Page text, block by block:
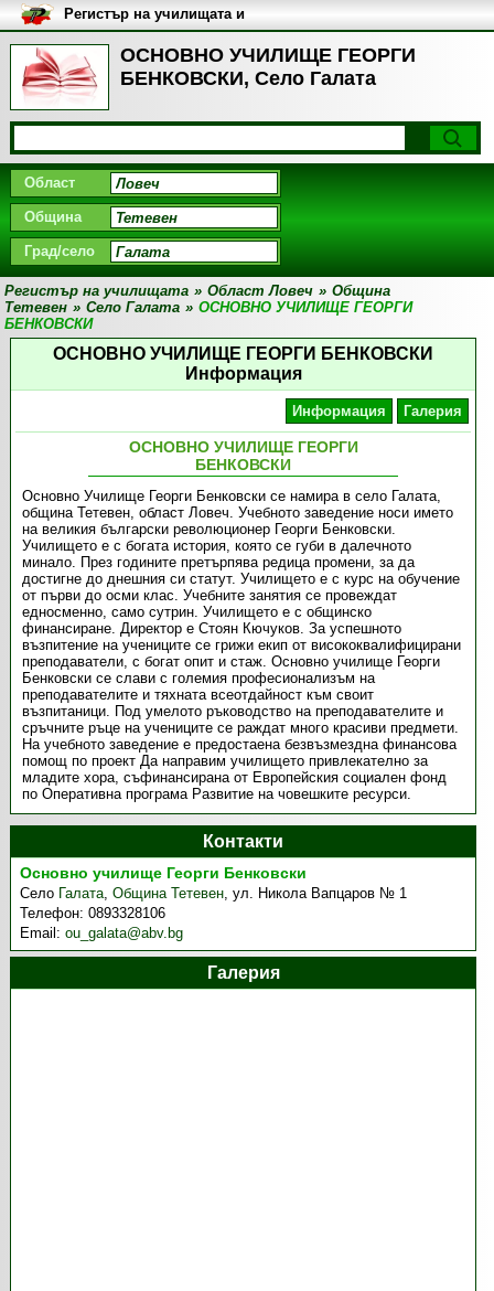
ОСНОВНО УЧИЛИЩЕ ГЕОРГИ
БЕНКОВСКИ, Село Галата
Регистър на училищата и
университетите в България
Област
Община
Град/село
Регистър на училищата » Област Ловеч » Община
Тетевен » Село Галата » ОСНОВНО УЧИЛИЩЕ ГЕОРГИ
БЕНКОВСКИ
ОСНОВНО УЧИЛИЩЕ ГЕОРГИ БЕНКОВСКИ
Информация
Информация Галерия
ОСНОВНО УЧИЛИЩЕ ГЕОРГИ
БЕНКОВСКИ
Основно Училище Георги Бенковски се намира в село Галата,
община Тетевен, област Ловеч. Учебното заведение носи името
на великия български революционер Георги Бенковски.
Училището е с богата история, която се губи в далечното
минало. През годините претърпява редица промени, за да
достигне до днешния си статут. Училището е с курс на обучение
от първи до осми клас. Учебните занятия се провеждат
едносменно, само сутрин. Училището е с общинско
финансиране. Директор е Стоян Кючуков. За успешното
възпитение на учениците се грижи екип от висококвалифицирани
преподаватели, с богат опит и стаж. Основно училище Георги
Бенковски се слави с големия професионализъм на
преподавателите и тяхната всеотдайност към своит
възпитаници. Под умелото ръководство на преподавателите и
сръчните ръце на учениците се раждат много красиви предмети.
На учебното заведение е предостаена безвъзмездна финансова
помощ по проект Да направим училището привлекателно за
младите хора, съфинансирана от Европейския социален фонд
по Оперативна програма Развитие на човешките ресурси.
Контакти
Основно училище Георги Бенковски
Село Галата,Община Тетевен,ул. Никола Вапцаров № 1
Телефон:0893328106
Email:ou_galata@abv.bg
Галерия